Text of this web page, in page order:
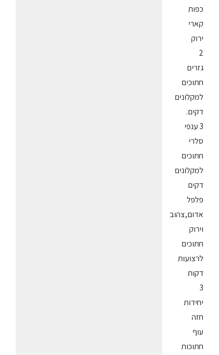
כפות
קארי
ירוק
2
גזרים
חתוכים
למקלונים
דקים.
3 ענפי
סלרי
חתוכים
למקלונים
דקים
פלפל
אדום,צהוב
וירוק
חתוכים
לרצועות
דקות
3
יחידות
חזה
עוף
חתוכות